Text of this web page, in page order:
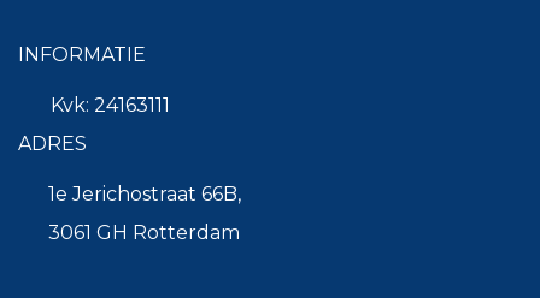
INFORMATIE
Kvk: 24163111
ADRES
1e Jerichostraat 66B,
3061 GH Rotterdam